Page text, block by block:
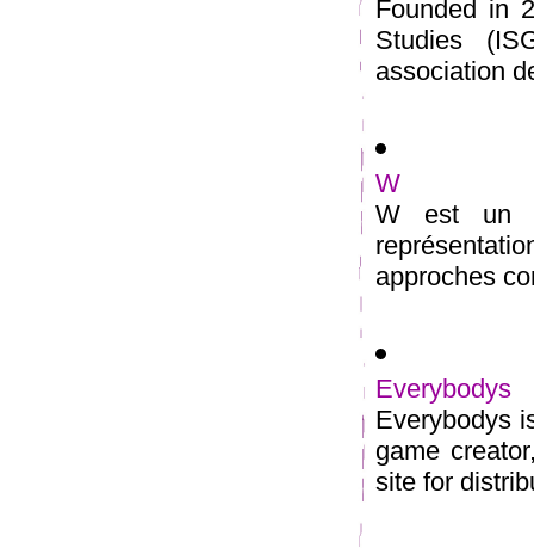
Founded in
Studies
association
W
W est un
approches
Everybodys
Everybodys
game
site for